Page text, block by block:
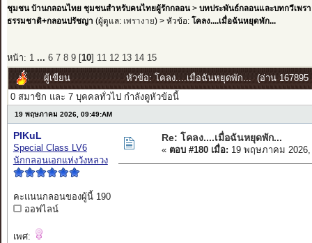
ชุมชน บ้านกลอนไทย ชุมชนสำหรับคนไทยผู้รักกลอน> บทประพันธ์กลอนและบทกวีเพรา
ธรรมชาติ+กลอนปรัชญา (ผู้ดูแล: เพรางาย) > หัวข้อ: โคลง....เมื่อฉันหยุดพัก...
หน้า: 1 ... 6 7 8 9[ 10] 11 12 13 14 15
ผู้เขียน
หัวข้อ: โคลง....เมื่อฉันหยุดพัก... (อ่าน 167895
0 สมาชิก และ 7 บุคคลทั่วไป กำลังดูหัวข้อนี้
19 พฤษภาคม 2026, 09:49:AM
PIKuL
Special Class LV6
นักกลอนเอกแห่งวังหลวง
คะแนนกลอนของผู้นี้ 190
ออฟไลน์
เพศ:
Re: โคลง....เมื่อฉันหยุดพัก...
« ตอบ #180 เมื่อ: 19 พฤษภาคม 2026,